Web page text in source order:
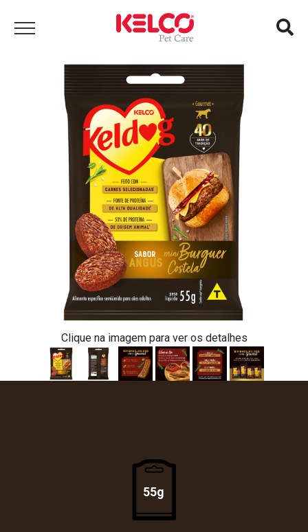
Clique na imagem para ver os detalhes
55g